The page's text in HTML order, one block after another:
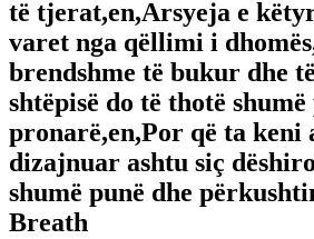
të tjerat,en,Arsyeja e
varet nga qëllimi i
brendshme të bukur dhe
shtëpisë do të thotë
pronarë,en,Por që ta keni
dizajnuar ashtu siç
shumë punë dhe
Breath